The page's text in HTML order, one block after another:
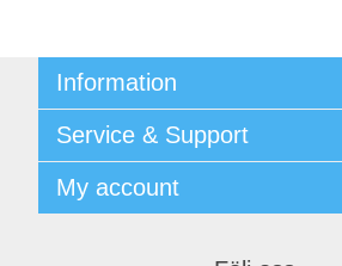
Information
Integritetspolicy
Terms & Conditions
Begner Machines & Mechanical Systems
Service & Support
Downloads
My account